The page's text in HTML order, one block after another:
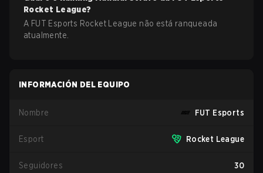
Rocket League?
A FUT Esports Rocket League não está ranqueada
atualmente.
INFORMACIÓN DEL EQUIPO
Nombre FUT Esports
Esport Rocket League
Seguidores 30